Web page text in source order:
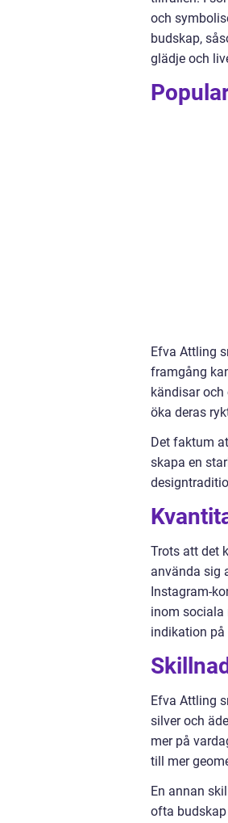
och
budskap,
glädje och
Efva Attling
framgång
kändisar
öka deras
Det faktum
skapa en
Trots att det
använda sig
Instagram-
inom sociala
indikation
Efva Attling
silver och
mer på
till mer
En annan
ofta